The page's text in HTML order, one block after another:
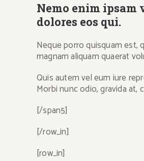
Nemo enim ipsam
dolores eos qui.
Neque porro quisquam est,
magnam aliquam quaerat
Quis autem vel eum iure
Morbi nunc odio, gravida at,
[/span5]
[/row_in]
[row_in]